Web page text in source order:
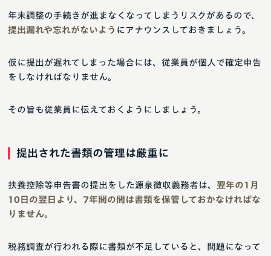
年末調整の手続きが進まなくなってしまうリスクがあるので、
提出漏れや忘れがないよう にアナウンスしておきましょう。
仮に提出が遅れてしまった場合には、従業員が個人で確定申告
をしなければなりません。
その旨も従業員に伝えておくようにしましょう。
提出された書類の管理は厳重に
扶養控除等申告書の提出をした源泉徴収義務者は、 翌年の1月
10日の翌日より、7年間の間は書類を保管しておかなければな
りません。
税務調査が行われる際に書類が不足していると、問題になって